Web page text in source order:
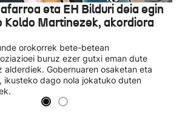
eta EH Bilduri deia egin
Koldo Martinezek, akordiora
orokorrek bete-betean
buruz ezer gutxi eman dute
alderdiek. Gobernuaren osaketan eta
ikusteko dago nola jokatuko duten